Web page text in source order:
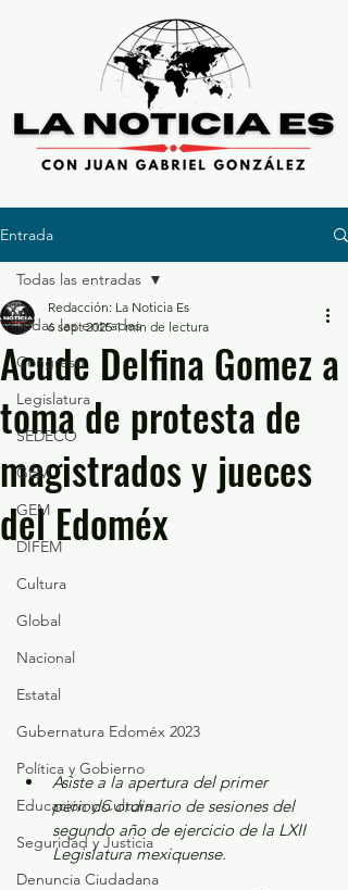
Entrada
Todas las entradas
Congreso
Legislatura
SEDECO
GEM
GEM
DIFEM
Cultura
Global
Nacional
Estatal
Gubernatura Edoméx 2023
Política y Gobierno
Educación y Cultura
Seguridad y Justicia
Denuncia Ciudadana
Todas las entradas
Acude Delfina Gomez a
toma de protesta de
magistrados y jueces
del Edoméx
Redacción: La Noticia Es
6 sept 2025 1 min de lectura
Asiste a la apertura del primer
periodo ordinario de sesiones del
segundo año de ejercicio de la LXII
Legislatura mexiquense.